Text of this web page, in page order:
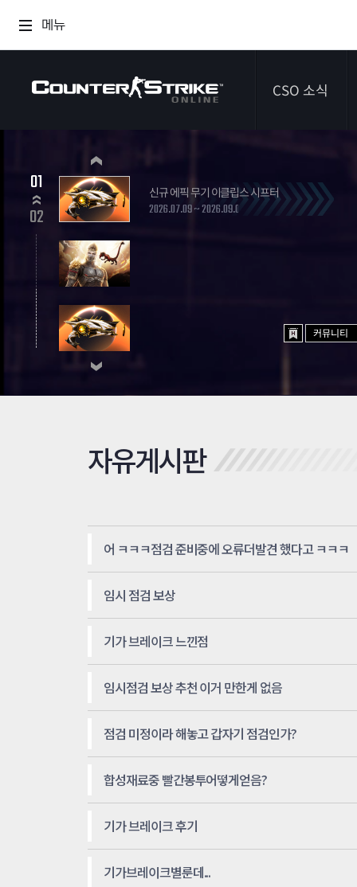
메뉴
CSO 소식
이벤트
신규 에픽 무기 이클립스 시프터
2026.07.09 ~ 2026.09.03
01
02
커뮤니티
자유게시판
어 ㅋㅋㅋ점검 준비중에 오류더발견 했다고 ㅋㅋㅋ
임시 점검 보상
기가 브레이크 느낀점
임시점검 보상 추천 이거 만한게 없음
점검 미정이라 해놓고 갑자기 점검인가?
합성재료중 빨간봉투어떻게얻음?
기가 브레이크 후기
기가브레이크별룬데...